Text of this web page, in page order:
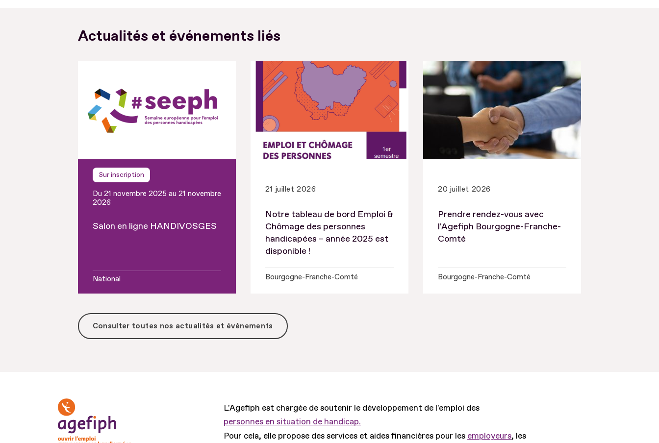
Actualités et événements liés
Sur inscription
Du 21 novembre 2025 au 21 novembre
2026
Salon en ligne HANDIVOSGES
National
21 juillet 2026
Notre tableau de bord Emploi &
Chômage des personnes
handicapées – année 2025 est
disponible !
Bourgogne-Franche-Comté
20 juillet 2026
Prendre rendez-vous avec
l'Agefiph Bourgogne-Franche-
Comté
Bourgogne-Franche-Comté
Consulter toutes nos actualités et événements
L'Agefiph est chargée de soutenir le développement de l'emploi des
personnes en situation de handicap.
Pour cela, elle propose des services et aides financières pour les employeurs, les